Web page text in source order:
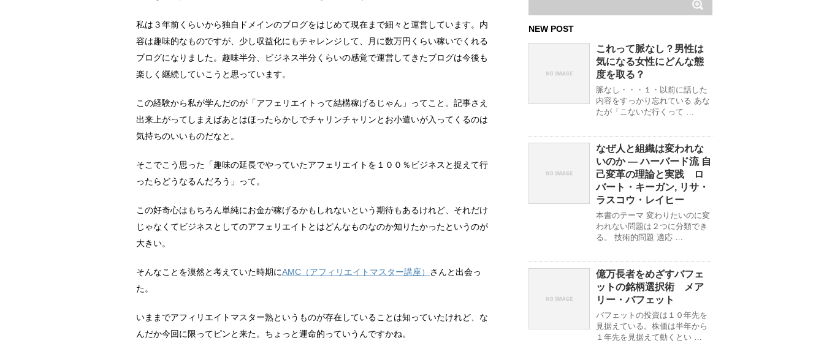
私は３年前くらいから独自ドメインのブログをはじめて現在まで細々と運営しています。内
容は趣味的なものですが、少し収益化にもチャレンジして、月に数万円くらい稼いでくれる
ブログになりました。趣味半分、ビジネス半分くらいの感覚で運営してきたブログは今後も
楽しく継続していこうと思っています。
この経験から私が学んだのが「アフェリエイトって結構稼げるじゃん」ってこと。記事さえ
出来上がってしまえばあとはほったらかしでチャリンチャリンとお小遣いが入ってくるのは
気持ちのいいものだなと。
そこでこう思った「趣味の延長でやっていたアフェリエイトを１００％ビジネスと捉えて行
ったらどうなるんだろう」って。
この好奇心はもちろん単純にお金が稼げるかもしれないという期待もあるけれど、それだけ
じゃなくてビジネスとしてのアフェリエイトとはどんなものなのか知りたかったというのが
大きい。
そんなことを漠然と考えていた時期にAMC（アフィリエイトマスター講座） さんと出会っ
た。
いままでアフィリエイトマスター熟というものが存在していることは知っていたけれど、な
んだか今回に限ってピンと来た。ちょっと運命的っていうんですかね。
NEW POST
これって脈なし？男性は
気になる女性にどんな態
度を取る？
脈なし・・・１・以前に話した
内容をすっかり忘れている あな
たが「こないだ行くって …
なぜ人と組織は変われな
いのか ― ハーバード流 自
己変革の理論と実践 ロ
バート・キーガン, リサ・
ラスコウ・レイヒー
本書のテーマ 変わりたいのに変
われない問題は２つに分類でき
る。 技術的問題 適応 …
億万長者をめざすバフェ
ットの銘柄選択術 メア
リー・バフェット
バフェットの投資は１０年先を
見据えている。株価は半年から
１年先を見据えて動くとい …